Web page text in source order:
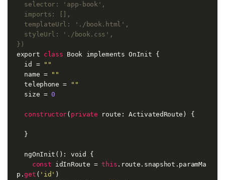
  selector:
'app-book' ,
  templateUrl:
'./book.html' ,
  styleUrl:
'./book.css' ,
})
export class Book implements OnInit {
  id =
""
  name =
""
  telephone =
""
  size =
0
constructor( private route: ActivatedRoute) {
const idInRoute = this .route.snapshot.paramMa
p.get ( 'id' )